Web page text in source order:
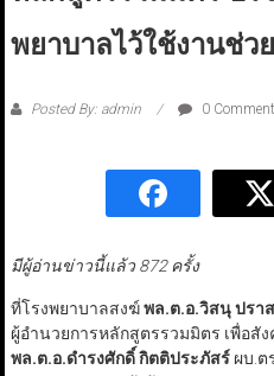
พยาบาลไว้ใช้งานช่ว
Posted By: admin 0 Comment
มีผู้อ่านข่าวนี้แล้ว 872 ครั้ง
ที่โรงพยาบาลสงฆ์พล.ต.อ.วิสนุ ปรา
ผู้อำนวยการหลักสูตรรวมมิตร เพื่อสั
พล.ต.อ.ดำรงศักดิ์ กิตติประภัสร์ผบ.ต